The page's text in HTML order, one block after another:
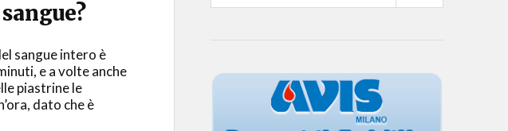
sangue intero è
e a volte anche
piastrine le
dato che è